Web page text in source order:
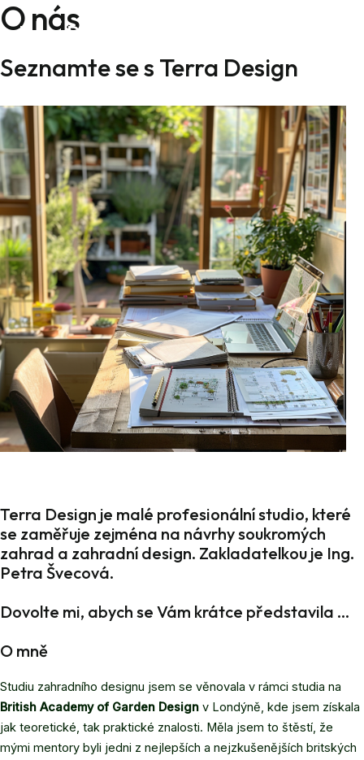
Přeskočit
na Terra Design
O nás
Seznamte se s Terra Design
Terra Design je malé profesionální studio, které
se zaměřuje zejména na návrhy soukromých
zahrad a zahradní design. Zakladatelkou je Ing.
Petra Švecová.
Dovolte mi, abych se Vám krátce představila …
O mně
Studiu zahradního designu jsem se věnovala v rámci studia na
British Academy of Garden Design v Londýně, kde jsem získala
jak teoretické, tak praktické znalosti. Měla jsem to štěstí, že
mými mentory byli jedni z nejlepších a nejzkušenějších britských